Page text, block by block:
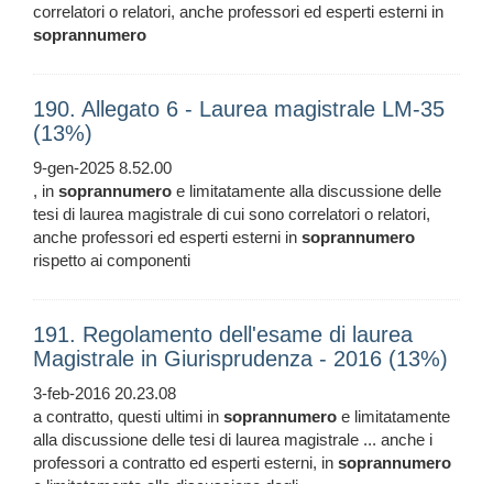
correlatori o relatori, anche professori ed esperti esterni in
soprannumero
190. Allegato 6 - Laurea magistrale LM-35
(13%)
9-gen-2025 8.52.00
, in soprannumero e limitatamente alla discussione delle
tesi di laurea magistrale di cui sono correlatori o relatori,
anche professori ed esperti esterni in soprannumero
rispetto ai componenti
191. Regolamento dell'esame di laurea
Magistrale in Giurisprudenza - 2016 (13%)
3-feb-2016 20.23.08
a contratto, questi ultimi in soprannumero e limitatamente
alla discussione delle tesi di laurea magistrale ... anche i
professori a contratto ed esperti esterni, in soprannumero